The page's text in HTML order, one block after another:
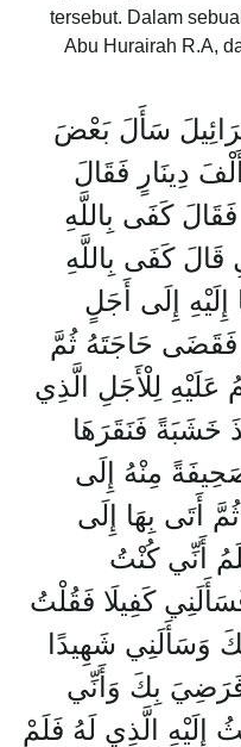
tersebut. Dalam
Abu Hurairah R.A,
سَأَلَ بَعْضَ
دِينَارٍ فَقَالَ
كَفَى بِاللَّهِ
قَالَ كَفَى بِاللَّهِ
إِلَى أَجَلٍ
حَاجَتَهُ ثُمَّ
عَلَيْهِ لِلْأَجَلِ الَّذِي
خَشَبَةً فَنَقَرَهَا
مِنْهُ إِلَى
أَتَى بِهَا إِلَى
أَنِّي كُنْتُ
كَفِيلَا فَقُلْتُ
وَسَأَلَنِي شَهِيدًا
فَرَضِيَ بِكَ وَأَنِّي
إِلَيْهِ الَّذِي لَهُ فَلَمْ